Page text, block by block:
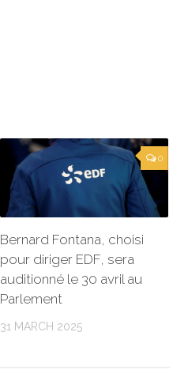
0
Bernard Fontana, choisi
pour diriger EDF, sera
auditionné le 30 avril au
Parlement
31 MARCH 2025